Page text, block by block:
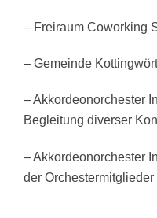
– Freiraum Coworking
– Gemeinde
– Akkordeonorchester
Begleitung diverser
– Akkordeonorchester
der Orchestermitglieder